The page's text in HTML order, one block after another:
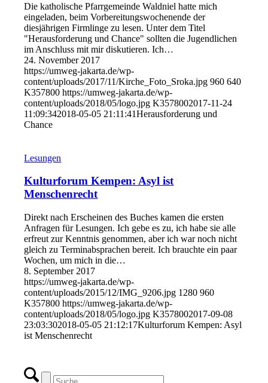
Die katholische Pfarrgemeinde Waldniel hatte mich
eingeladen, beim Vorbereitungswochenende der
diesjährigen Firmlinge zu lesen. Unter dem Titel
"Herausforderung und Chance" sollten die Jugendlichen
im Anschluss mit mir diskutieren. Ich…
24. November 2017
https://umweg-jakarta.de/wp-
content/uploads/2017/11/Kirche_Foto_Sroka.jpg 960 640
K357800 https://umweg-jakarta.de/wp-
content/uploads/2018/05/logo.jpg K3578002017-11-24
11:09:342018-05-05 21:11:41Herausforderung und
Chance
Lesungen
Kulturforum Kempen: Asyl ist
Menschenrecht
Direkt nach Erscheinen des Buches kamen die ersten
Anfragen für Lesungen. Ich gebe es zu, ich habe sie alle
erfreut zur Kenntnis genommen, aber ich war noch nicht
gleich zu Terminabsprachen bereit. Ich brauchte ein paar
Wochen, um mich in die…
8. September 2017
https://umweg-jakarta.de/wp-
content/uploads/2015/12/IMG_9206.jpg 1280 960
K357800 https://umweg-jakarta.de/wp-
content/uploads/2018/05/logo.jpg K3578002017-09-08
23:03:302018-05-05 21:12:17Kulturforum Kempen: Asyl
ist Menschenrecht